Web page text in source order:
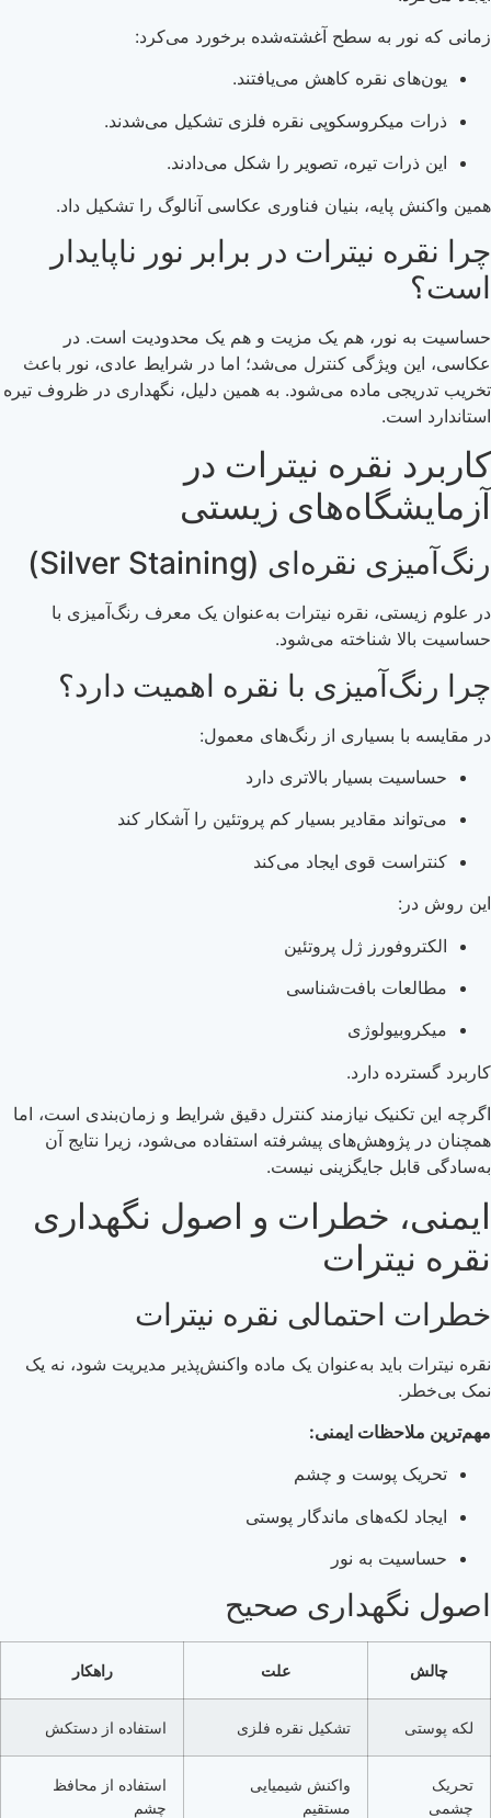
زمانی که نور به سطح آغشته‌شده برخورد می‌کرد:
یون‌های نقره کاهش می‌یافتند.
ذرات میکروسکوپی نقره فلزی تشکیل می‌شدند.
این ذرات تیره، تصویر را شکل می‌دادند.
همین واکنش پایه، بنیان فناوری عکاسی آنالوگ را تشکیل داد.
چرا نقره نیترات در برابر نور ناپایدار
است؟
حساسیت به نور، هم یک مزیت و هم یک محدودیت است. در
عکاسی، این ویژگی کنترل می‌شد؛ اما در شرایط عادی، نور باعث
تخریب تدریجی ماده می‌شود. به همین دلیل، نگهداری در ظروف تیره
استاندارد است.
کاربرد نقره نیترات در
آزمایشگاه‌های زیستی
رنگ‌آمیزی نقره‌ای (Silver Staining)
در علوم زیستی، نقره نیترات به‌عنوان یک معرف رنگ‌آمیزی با
حساسیت بالا شناخته می‌شود.
چرا رنگ‌آمیزی با نقره اهمیت دارد؟
در مقایسه با بسیاری از رنگ‌های معمول:
حساسیت بسیار بالاتری دارد
می‌تواند مقادیر بسیار کم پروتئین را آشکار کند
کنتراست قوی ایجاد می‌کند
این روش در:
الکتروفورز ژل پروتئین
مطالعات بافت‌شناسی
میکروبیولوژی
کاربرد گسترده دارد.
اگرچه این تکنیک نیازمند کنترل دقیق شرایط و زمان‌بندی است، اما
همچنان در پژوهش‌های پیشرفته استفاده می‌شود، زیرا نتایج آن
به‌سادگی قابل جایگزینی نیست.
ایمنی، خطرات و اصول نگهداری
نقره نیترات
خطرات احتمالی نقره نیترات
نقره نیترات باید به‌عنوان یک ماده واکنش‌پذیر مدیریت شود، نه یک
نمک بی‌خطر.
مهم‌ترین ملاحظات ایمنی:
تحریک پوست و چشم
ایجاد لکه‌های ماندگار پوستی
حساسیت به نور
اصول نگهداری صحیح
چالش علت راهکار
لکه پوستی تشکیل نقره فلزی استفاده از دستکش
تحریک
چشمی
واکنش شیمیایی
مستقیم
استفاده از محافظ
چشم